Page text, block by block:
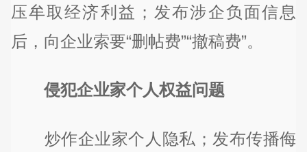
压牟取经济利益；发布涉企负面信息
后，向企业索要“删帖费”“撤稿费”。
侵犯企业家个人权益问题
炒作企业家个人隐私；发布传播侮